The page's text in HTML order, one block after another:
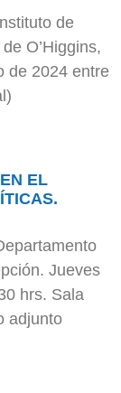
de
O’Higgins,
de 2024 entre
EL
Jueves
hrs. Sala
adjunto